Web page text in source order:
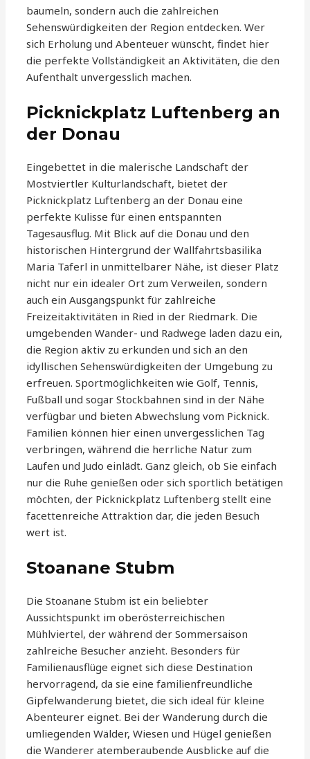
baumeln, sondern auch die zahlreichen
Sehenswürdigkeiten der Region entdecken. Wer
sich Erholung und Abenteuer wünscht, findet hier
die perfekte Vollständigkeit an Aktivitäten, die den
Aufenthalt unvergesslich machen.
Picknickplatz Luftenberg an
der Donau
Eingebettet in die malerische Landschaft der
Mostviertler Kulturlandschaft, bietet der
Picknickplatz Luftenberg an der Donau eine
perfekte Kulisse für einen entspannten
Tagesausflug. Mit Blick auf die Donau und den
historischen Hintergrund der Wallfahrtsbasilika
Maria Taferl in unmittelbarer Nähe, ist dieser Platz
nicht nur ein idealer Ort zum Verweilen, sondern
auch ein Ausgangspunkt für zahlreiche
Freizeitaktivitäten in Ried in der Riedmark. Die
umgebenden Wander- und Radwege laden dazu ein,
die Region aktiv zu erkunden und sich an den
idyllischen Sehenswürdigkeiten der Umgebung zu
erfreuen. Sportmöglichkeiten wie Golf, Tennis,
Fußball und sogar Stockbahnen sind in der Nähe
verfügbar und bieten Abwechslung vom Picknick.
Familien können hier einen unvergesslichen Tag
verbringen, während die herrliche Natur zum
Laufen und Judo einlädt. Ganz gleich, ob Sie einfach
nur die Ruhe genießen oder sich sportlich betätigen
möchten, der Picknickplatz Luftenberg stellt eine
facettenreiche Attraktion dar, die jeden Besuch
wert ist.
Stoanane Stubm
Die Stoanane Stubm ist ein beliebter
Aussichtspunkt im oberösterreichischen
Mühlviertel, der während der Sommersaison
zahlreiche Besucher anzieht. Besonders für
Familienausflüge eignet sich diese Destination
hervorragend, da sie eine familienfreundliche
Gipfelwanderung bietet, die sich ideal für kleine
Abenteurer eignet. Bei der Wanderung durch die
umliegenden Wälder, Wiesen und Hügel genießen
die Wanderer atemberaubende Ausblicke auf die